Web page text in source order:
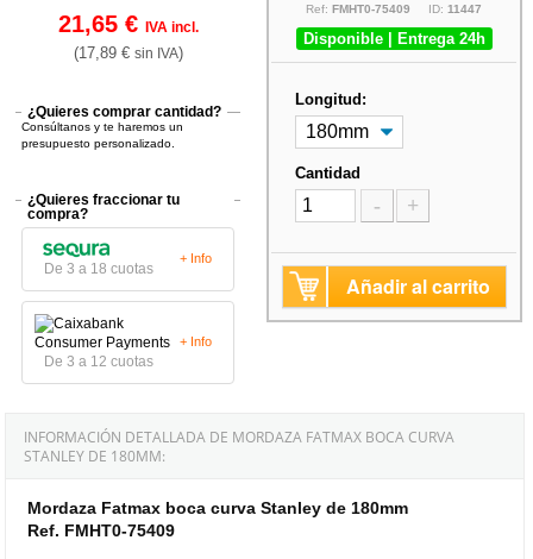
21,65 € IVA incl.
(17,89 € sin IVA)
¿Quieres comprar cantidad?
Consúltanos y te haremos un
presupuesto personalizado.
¿Quieres fraccionar tu
compra?
De 3 a 18 cuotas
+ Info
De 3 a 12 cuotas
+ Info
Ref:FMHT0-75409 ID:11447
Disponible | Entrega 24h
Longitud:
Cantidad
- +
Añadir al carrito
INFORMACIÓN DETALLADA DE MORDAZA FATMAX BOCA CURVA
STANLEY DE 180MM:
Mordaza Fatmax boca curva Stanley de 180mm
Ref. FMHT0-75409